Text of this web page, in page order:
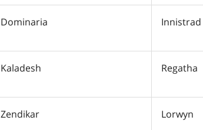
Dominaria Innistrad
Kaladesh Regatha
Zendikar Lorwyn